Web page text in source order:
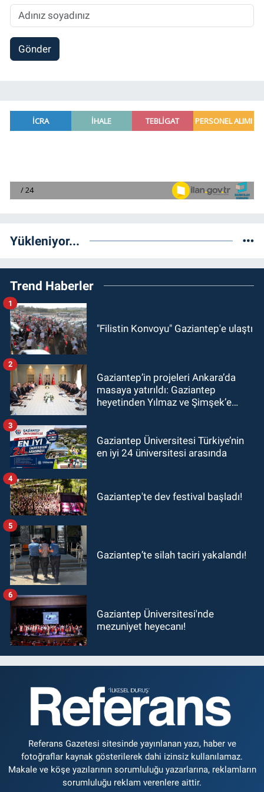
Gönder
Yükleniyor...
Trend Haberler
"Filistin Konvoyu" Gaziantep'e ulaştı
1
Gaziantep’in projeleri Ankara’da
masaya yatırıldı: Gaziantep
heyetinden Yılmaz ve Şimşek’e
2
Gaziantep Üniversitesi Türkiye’nin
en iyi 24 üniversitesi arasında
3
Gaziantep'te dev festival başladı!
4
Gaziantep’te silah taciri yakalandı!
5
Gaziantep Üniversitesi'nde
mezuniyet heyecanı!
6
Referans Gazetesi sitesinde yayınlanan yazı, haber ve
fotoğraflar kaynak gösterilerek dahi izinsiz kullanılamaz.
Makale ve köşe yazılarının sorumluluğu yazarlarına, reklamların
sorumluluğu reklam verenlere aittir.